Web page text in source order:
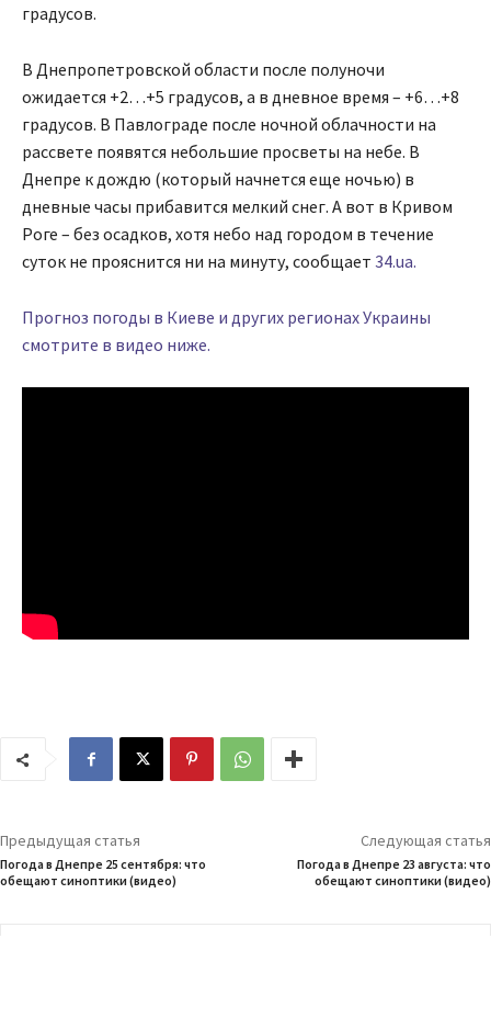
градусов.
В Днепропетровской области после полуночи
ожидается +2…+5 градусов, а в дневное время – +6…+8
градусов. В Павлограде после ночной облачности на
рассвете появятся небольшие просветы на небе. В
Днепре к дождю (который начнется еще ночью) в
дневные часы прибавится мелкий снег. А вот в Кривом
Роге – без осадков, хотя небо над городом в течение
суток не прояснится ни на минуту, сообщает 34.ua.
Прогноз погоды в Киеве и других регионах Украины
смотрите в видео ниже.
Предыдущая статья
Погода в Днепре 25 сентября: что
обещают синоптики (видео)
Следующая статья
Погода в Днепре 23 августа: что
обещают синоптики (видео)